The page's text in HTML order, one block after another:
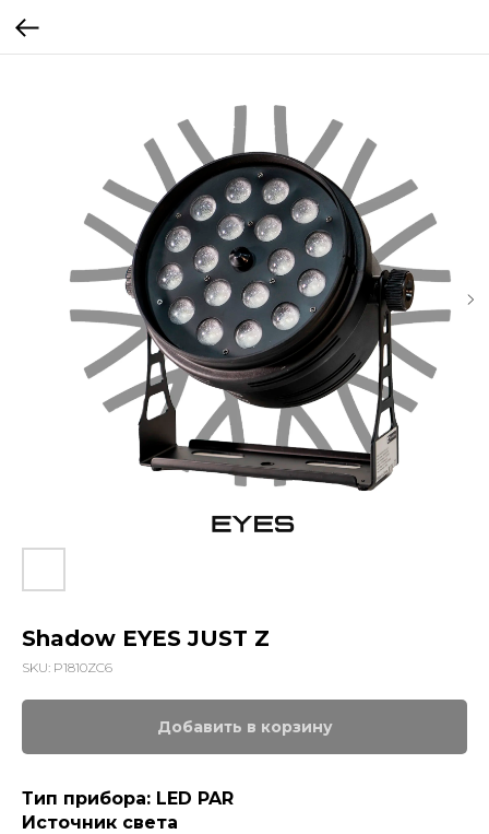
Shadow EYES JUST Z
SKU: P1810ZC6
Добавить в корзину
Тип прибора: LED PAR
Источник света